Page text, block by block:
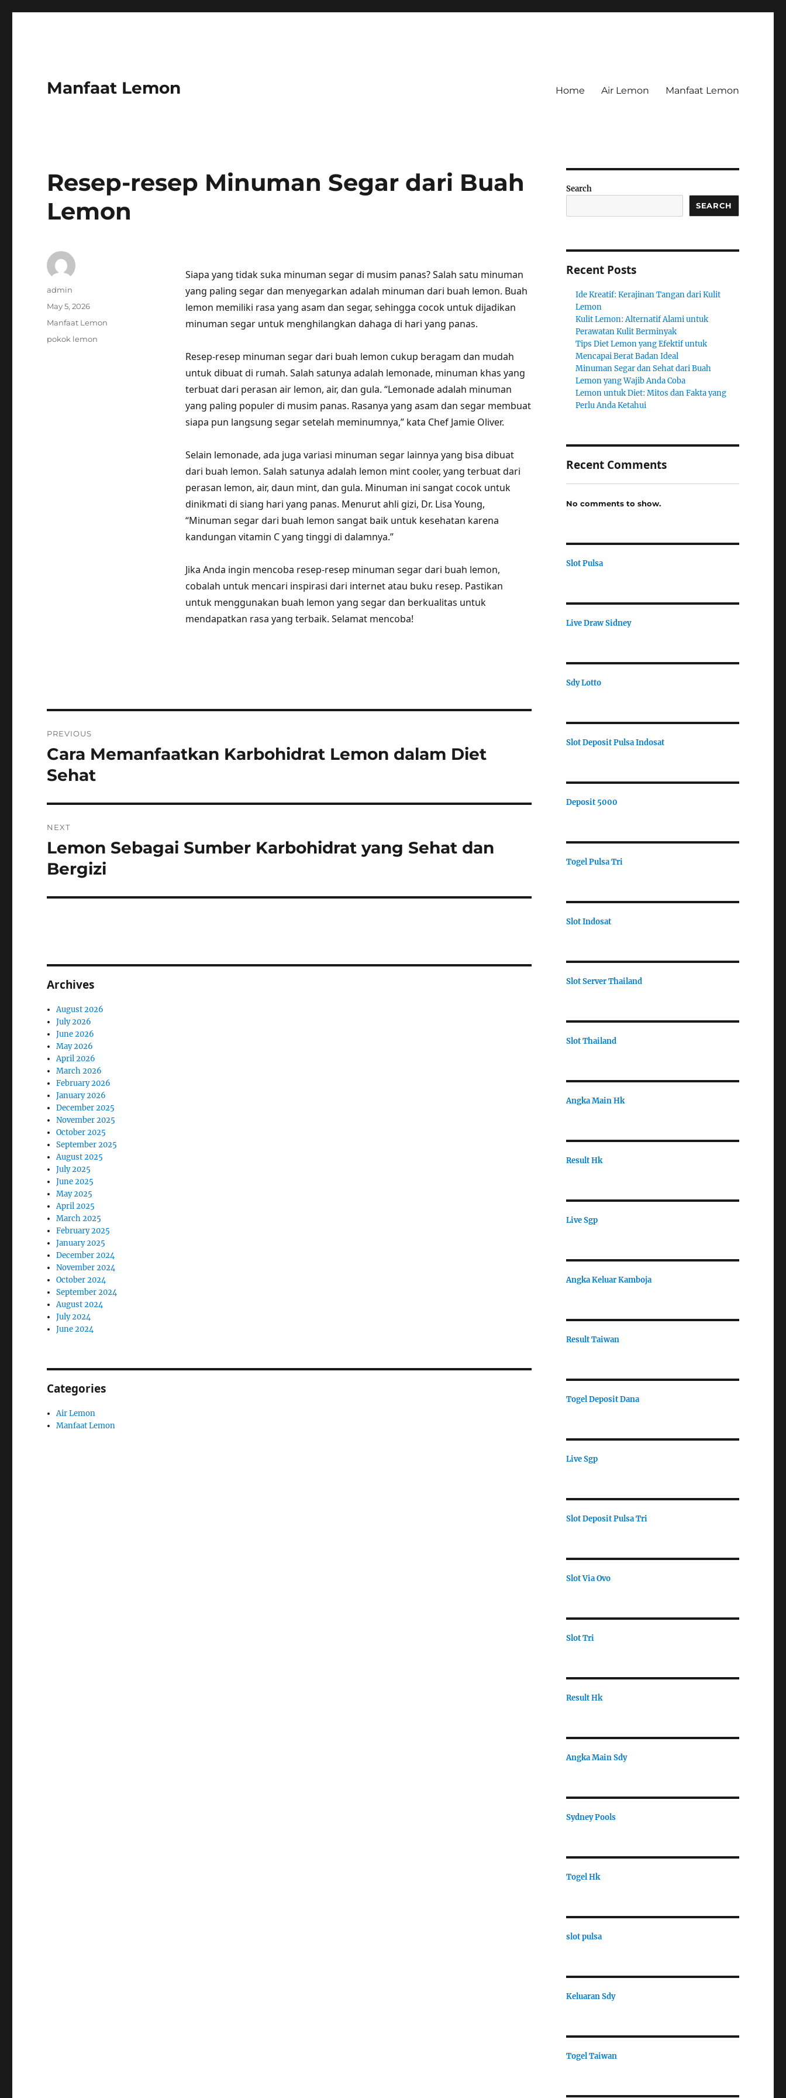
Manfaat Lemon Home Air Lemon Manfaat Lemon
Resep-resep Minuman Segar dari Buah
Lemon
Siapa yang tidak suka minuman segar di musim panas? Salah satu minuman
yang paling segar dan menyegarkan adalah minuman dari buah lemon. Buah
lemon memiliki rasa yang asam dan segar, sehingga cocok untuk dijadikan
minuman segar untuk menghilangkan dahaga di hari yang panas.
Resep-resep minuman segar dari buah lemon cukup beragam dan mudah
untuk dibuat di rumah. Salah satunya adalah lemonade, minuman khas yang
terbuat dari perasan air lemon, air, dan gula. “Lemonade adalah minuman
yang paling populer di musim panas. Rasanya yang asam dan segar membuat
siapa pun langsung segar setelah meminumnya,” kata Chef Jamie Oliver.
Selain lemonade, ada juga variasi minuman segar lainnya yang bisa dibuat
dari buah lemon. Salah satunya adalah lemon mint cooler, yang terbuat dari
perasan lemon, air, daun mint, dan gula. Minuman ini sangat cocok untuk
dinikmati di siang hari yang panas. Menurut ahli gizi, Dr. Lisa Young,
“Minuman segar dari buah lemon sangat baik untuk kesehatan karena
kandungan vitamin C yang tinggi di dalamnya.”
Jika Anda ingin mencoba resep-resep minuman segar dari buah lemon,
cobalah untuk mencari inspirasi dari internet atau buku resep. Pastikan
untuk menggunakan buah lemon yang segar dan berkualitas untuk
mendapatkan rasa yang terbaik. Selamat mencoba!
Author
admin
Posted
May 5, 2026
Categories
Manfaat Lemon
Tags
pokok lemon
navigation
PREVIOUS
Previous
post:
Cara Memanfaatkan Karbohidrat Lemon dalam Diet
Sehat
NEXT
Next
post:
Lemon Sebagai Sumber Karbohidrat yang Sehat dan
Bergizi
Archives
August 2026
July 2026
June 2026
May 2026
April 2026
March 2026
February 2026
January 2026
December 2025
November 2025
October 2025
September 2025
August 2025
July 2025
June 2025
May 2025
April 2025
March 2025
February 2025
January 2025
December 2024
November 2024
October 2024
September 2024
August 2024
July 2024
June 2024
Categories
Air Lemon
Manfaat Lemon
Search
SEARCH
Recent Posts
Ide Kreatif: Kerajinan Tangan dari Kulit
Lemon
Kulit Lemon: Alternatif Alami untuk
Perawatan Kulit Berminyak
Tips Diet Lemon yang Efektif untuk
Mencapai Berat Badan Ideal
Minuman Segar dan Sehat dari Buah
Lemon yang Wajib Anda Coba
Lemon untuk Diet: Mitos dan Fakta yang
Perlu Anda Ketahui
Recent Comments
No comments to show.
Slot Pulsa
Live Draw Sidney
Sdy Lotto
Slot Deposit Pulsa Indosat
Deposit 5000
Togel Pulsa Tri
Slot Indosat
Slot Server Thailand
Slot Thailand
Angka Main Hk
Result Hk
Live Sgp
Angka Keluar Kamboja
Result Taiwan
Togel Deposit Dana
Live Sgp
Slot Deposit Pulsa Tri
Slot Via Ovo
Slot Tri
Result Hk
Angka Main Sdy
Sydney Pools
Togel Hk
slot pulsa
Keluaran Sdy
Togel Taiwan